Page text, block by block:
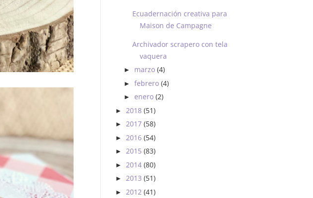
Ecuadernación creativa para
Maison de Campagne
Archivador scrapero con tela
vaquera
► marzo (4)
► febrero (4)
► enero (2)
► 2018 (51)
► 2017 (58)
► 2016 (54)
► 2015 (83)
► 2014 (80)
► 2013 (51)
► 2012 (41)